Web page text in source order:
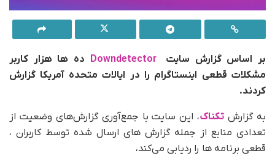
بر اساس گزارش سایتDowndetector ده ها هزار کاربر
مشکلات قطعی اینستاگرام را در ایالات متحده آمریکا گزارش
کردند.
به گزارش تکناک، این سایت با جمع‌آوری گزارش‌های وضعیت از
تعدادی منابع از جمله گزارش های ارسال شده توسط کاربران ،
قطعی‌ برنامه ها را ردیابی می‌کند،